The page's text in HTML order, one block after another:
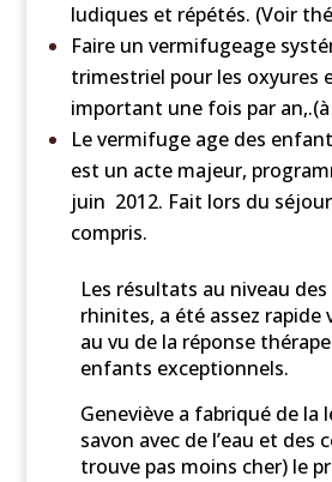
ludiques et répétés. (Voir
Faire un vermifugeage
trimestriel pour les oxyures
important une fois par
Le vermifuge age des
est un acte majeur,
juin 2012. Fait lors du
compris.
Les résultats au niveau
rhinites, a été assez rapide
au vu de la réponse
enfants exceptionnels.
Geneviève a fabriqué de la
savon avec de l’eau et des
trouve pas moins cher) le